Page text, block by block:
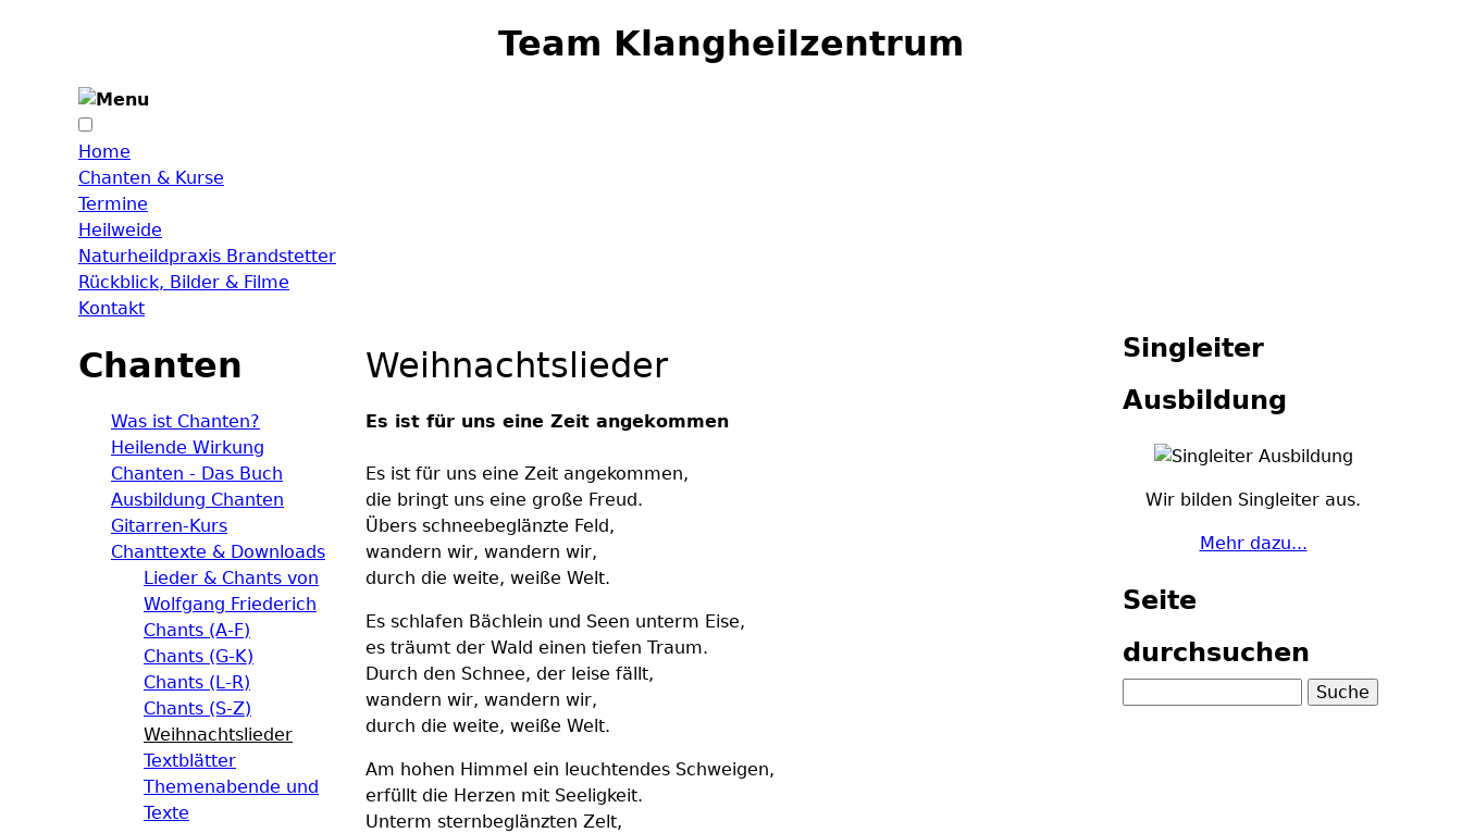
Team Klangheilzentrum
Home
Chanten & Kurse
Termine
Heilweide
Naturheildpraxis Brandstetter
Rückblick, Bilder & Filme
Kontakt
Weihnachtslieder
Es ist für uns eine Zeit angekommen
Es ist für uns eine Zeit angekommen,
die bringt uns eine große Freud.
Übers schneebeglänzte Feld,
wandern wir, wandern wir,
durch die weite, weiße Welt.
Es schlafen Bächlein und Seen unterm Eise,
es träumt der Wald einen tiefen Traum.
Durch den Schnee, der leise fällt,
wandern wir, wandern wir,
durch die weite, weiße Welt.
Am hohen Himmel ein leuchtendes Schweigen,
erfüllt die Herzen mit Seeligkeit.
Unterm sternbeglänzten Zelt,
Chanten
Was ist Chanten?
Heilende Wirkung
Chanten - Das Buch
Ausbildung Chanten
Gitarren-Kurs
Chanttexte & Downloads
Lieder & Chants von
Wolfgang Friederich
Chants (A-F)
Chants (G-K)
Chants (L-R)
Chants (S-Z)
Weihnachtslieder
Textblätter
Themenabende und
Texte
Singleiter
Ausbildung
Wir bilden Singleiter aus.
Mehr dazu...
Seite
durchsuchen